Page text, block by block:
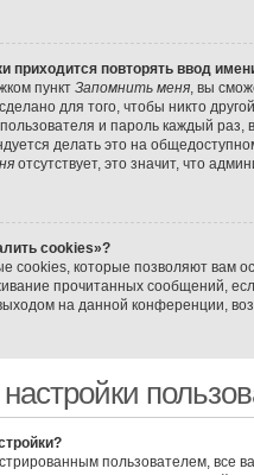
приходится повторять ввод
пункт Запомнить меня, вы
для того, чтобы никто
и пароль каждый
делать это на
отсутствует, это значит, что
cookies»?
cookies, которые позволяют вам
прочитанных сообщений,
на данной конференции,
пользователем, все